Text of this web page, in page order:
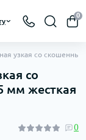
0
узкая со
со
мм жесткая
0